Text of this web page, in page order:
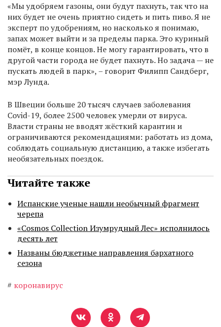
«Мы удобряем газоны, они будут пахнуть, так что на
них будет не очень приятно сидеть и пить пиво. Я не
эксперт по удобрениям, но насколько я понимаю,
запах может выйти и за пределы парка. Это куриный
помёт, в конце концов. Не могу гарантировать, что в
другой части города не будет пахнуть. Но задача — не
пускать людей в парк», – говорит Филипп Сандберг,
мэр Лунда.
В Швеции больше 20 тысяч случаев заболевания
Covid-19, более 2500 человек умерли от вируса.
Власти страны не вводят жёсткий карантин и
ограничиваются рекомендациями: работать из дома,
соблюдать социальную дистанцию, а также избегать
необязательных поездок.
Читайте также
Испанские ученые нашли необычный фрагмент
черепа
«Cosmos Collection Изумрудный Лес» исполнилось
десять лет
Названы бюджетные направления бархатного
сезона
# коронавирус